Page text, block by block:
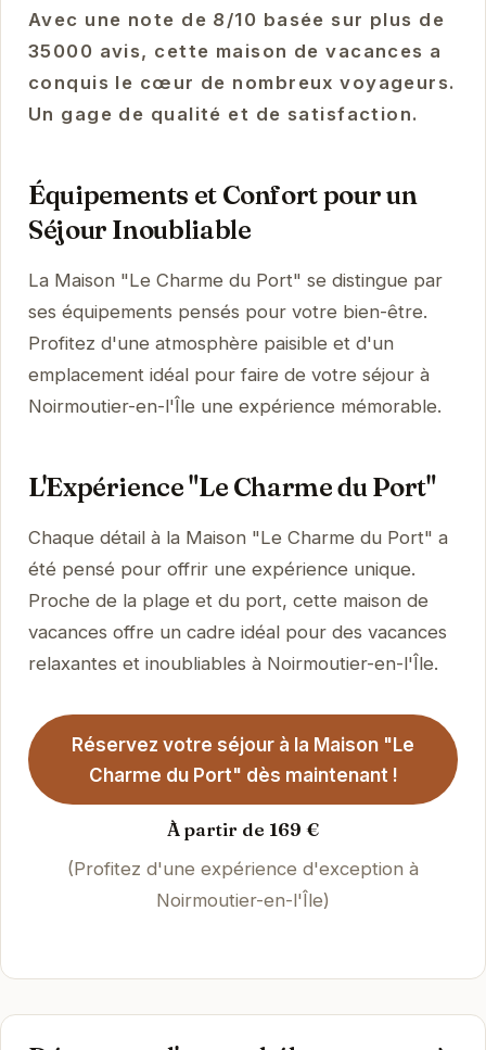
Avec une note de 8/10 basée sur plus de
35000 avis, cette maison de vacances a
conquis le cœur de nombreux voyageurs.
Un gage de qualité et de satisfaction.
Équipements et Confort pour un
Séjour Inoubliable
La Maison "Le Charme du Port" se distingue par
ses équipements pensés pour votre bien-être.
Profitez d'une atmosphère paisible et d'un
emplacement idéal pour faire de votre séjour à
Noirmoutier-en-l'Île une expérience mémorable.
L'Expérience "Le Charme du Port"
Chaque détail à la Maison "Le Charme du Port" a
été pensé pour offrir une expérience unique.
Proche de la plage et du port, cette maison de
vacances offre un cadre idéal pour des vacances
relaxantes et inoubliables à Noirmoutier-en-l'Île.
Réservez votre séjour à la Maison "Le
Charme du Port" dès maintenant !
À partir de 169 €
(Profitez d'une expérience d'exception à
Noirmoutier-en-l'Île)